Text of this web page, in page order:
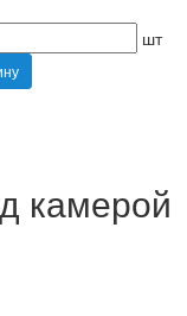
шт
камерой